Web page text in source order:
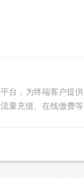
台，为终端客户提
量充值、在线缴费